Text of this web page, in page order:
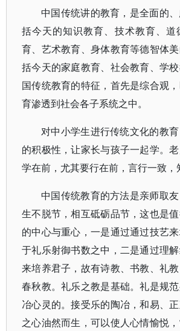
中国传统讲的教育，是全面的
括今天的知识教育、技术教育、道
育、艺术教育、身体教育等德智体
括今天的家庭教育、社会教育、学
国传统教育的特征，首先是综合观
育渗透到社会各子系统之中。
对中小学生进行传统文化的教
的积极性，让家长与孩子一起学。
学在前，尤其要行在前，言行一致，
中国传统教育的方法是亲师取
生不脱节，相互砥砺品节，这也是
的中心与重心，一是通过通过技艺
于礼乐射御书数之中，二是通过理
来培养君子，故有诗教、书教、礼教
春秋教。礼乐之教是基础。礼是规
冶心灵的。接受乐的陶冶，和易、
之心油然而生，可以使人心情愉悦